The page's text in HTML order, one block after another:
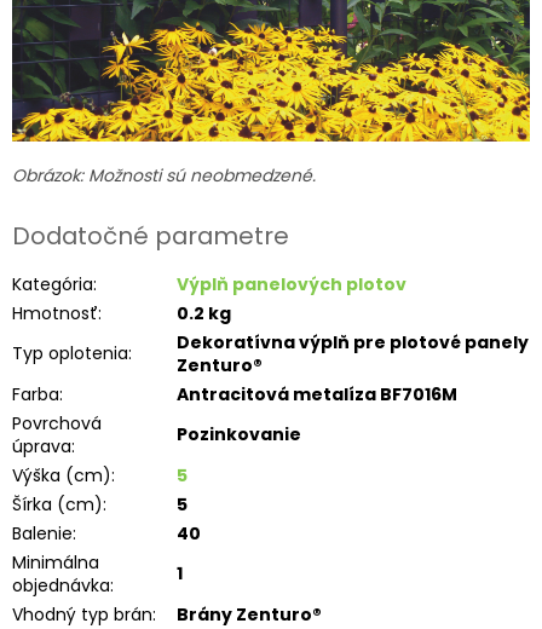
Obrázok: Možnosti sú neobmedzené.
Dodatočné parametre
Kategória:
Výplň panelových plotov
Hmotnosť:
0.2 kg
Typ oplotenia:
Dekoratívna výplň pre plotové panely
Zenturo®
Farba:
Antracitová metalíza BF7016M
Povrchová
úprava:
Pozinkovanie
Výška (cm):
5
Šírka (cm):
5
Balenie:
40
Minimálna
objednávka:
1
Vhodný typ brán:
Brány Zenturo®